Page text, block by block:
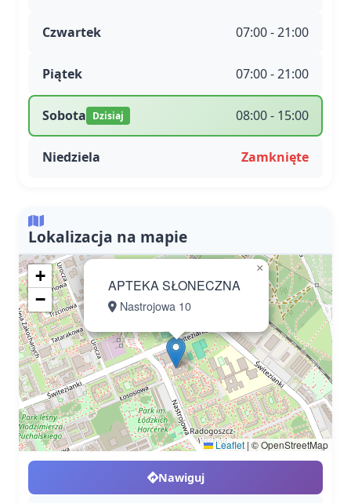
Czwartek 07:00 - 21:00
Piątek 07:00 - 21:00
Sobota Dzisiaj 08:00 - 15:00
Niedziela Zamknięte
Lokalizacja na mapie
APTEKA SŁONECZNA
Nastrojowa 10
×
+
−
Leaflet |© OpenStreetMap
Nawiguj